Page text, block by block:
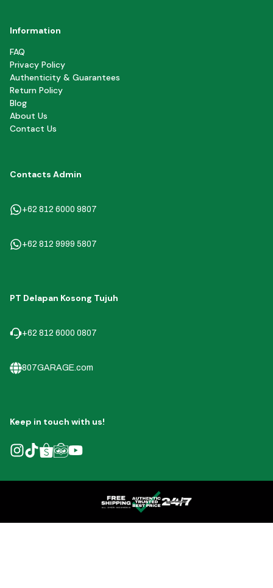
Information
FAQ
Privacy Policy
Authenticity & Guarantees
Return Policy
Blog
About Us
Contact Us
Contacts Admin
+62 812 6000 9807
+62 812 9999 5807
PT Delapan Kosong Tujuh
+62 812 6000 0807
807GARAGE.com
Keep in touch with us!